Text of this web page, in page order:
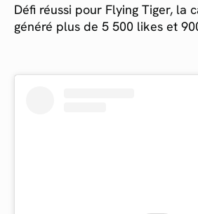
Défi réussi pour Flying Tiger, la
généré plus de 5 500 likes et